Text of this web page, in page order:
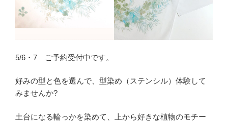
5/6・7 ご予約受付中です。
好みの型と色を選んで、型染め（ステンシル）体験して
みませんか?
土台になる輪っかを染めて、上から好きな植物のモチー